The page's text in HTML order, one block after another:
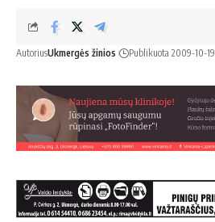
AutoriusUkmergės žinios Publikuota 2009-10-19